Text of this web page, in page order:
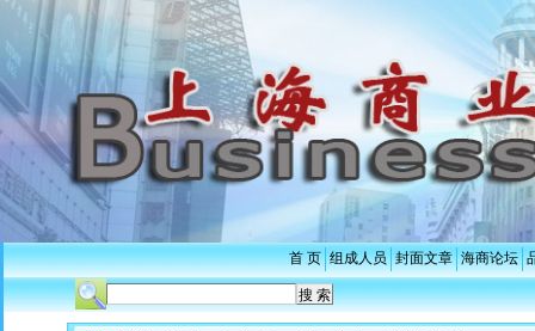
首 页 组成人员 封面文章 海商论坛